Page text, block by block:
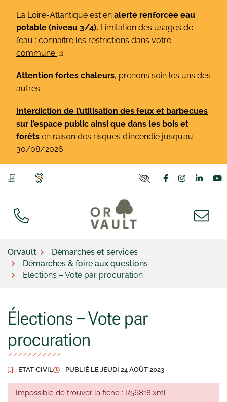
contenu
La Loire-Atlantique est en alerte renforcée eau
potable (niveau 3/4). Limitation des usages de
l’eau : connaître les restrictions dans votre
commune.
Attention fortes chaleurs, prenons soin les uns des
autres.
Interdiction de l’utilisation des feux et barbecues
sur l’espace public ainsi que dans les bois et
forêts en raison des risques d’incendie jusqu’au
30/08/2026.
Lien vers le
Lien vers
Lien
Orvault
Démarches et services
Démarches & foire aux questions
Élections – Vote par procuration
Élections – Vote par
procuration
ETAT-CIVIL PUBLIÉ LE JEUDI 24 AOÛT 2023
Impossible de trouver la fiche : R56818.xml